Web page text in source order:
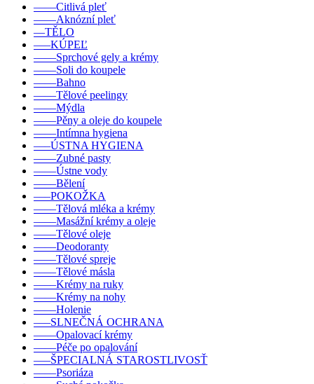
––––Citlivá pleť
––––Aknózní pleť
––TĚLO
–––KÚPEĽ
––––Sprchové gely a krémy
––––Soli do koupele
––––Bahno
––––Tělové peelingy
––––Mýdla
––––Pěny a oleje do koupele
––––Intímna hygiena
–––ÚSTNA HYGIENA
––––Zubné pasty
––––Ústne vody
––––Bělení
–––POKOŽKA
––––Tělová mléka a krémy
––––Masážní krémy a oleje
––––Tělové oleje
––––Deodoranty
––––Tělové spreje
––––Tělové másla
––––Krémy na ruky
––––Krémy na nohy
––––Holenie
–––SLNEČNÁ OCHRANA
––––Opalovací krémy
––––Péče po opalování
–––ŠPECIALNÁ STAROSTLIVOSŤ
––––Psoriáza